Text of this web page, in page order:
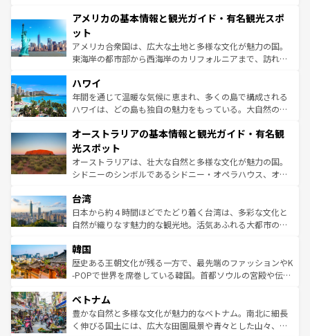
ンツ一覧を参照してほしい。
の建物がそのまま残る町や、スイスならではのユニークな
博物館もあり、アルプス観光だけでなく町歩きも満喫する
ことができる。国民の所得が高いため物価も高いが、旅行
者向けの交通パス提供のサービスもあり、うまく活用すれ
着のスイス情報は
アメリカの基本情報と観光ガイド・有名観光スポ
ット
アメリカ合衆国は、広大な土地と多様な文化が魅力の国。
東海岸の都市部から西海岸のカリフォルニアまで、訪れる
のような巨大都市は、観光、ショッピング、エンターテイ
ンメントが詰まった刺激的なスポットだ。一方、アメリカ
西部には大自然が広がり、グランドキャニオンやイエロー
部のニューオーリンズでは、音楽と美食が融合した独特の
文化が魅力。旅行者はアメリカの各地域で異なる魅力を楽
しみながら、その多様性と豊かな歴史を感じることができ
るだろう。車でのロードトリップや列車の旅も、アメリカ
情報は
ハワイ
年間を通じて温暖な気候に恵まれ、多くの島で構成される
ハワイは、どの島も独自の魅力をもっている。大自然の神
ワイ島は見逃せない。また、定番の観光地といえばオアフ
島だが、静かな自然を求めるならマウイ島やカウアイ島が
おすすめ。エメラルドグリーンに輝く海をはじめ、豊かな
文化や歴史が息づいている。「アロハスピリット」と呼ば
人々、おいしいローカルフードやハワイアンミュージッ
ク、伝統的なフラダンスなど、すべてがハワイの魅力を彩
っている。訪れるたびに新しい発見と感動が待っているハ
はコンテンツ一覧
オーストラリアの基本情報と観光ガイド・有名観
光スポット
オーストラリアは、壮大な自然と多様な文化が魅力の国。
シドニーのシンボルであるシドニー・オペラハウス、オー
リアリーフや大陸中央部にそびえるウルル（エアーズロッ
ク）、タスマニアの美しい原生林やケアンズの熱帯雨林な
ど、見どころがたくさん。また、カフェやワイン、オージ
いる。アクティビティも充実しており、サーフィンやダイ
ビング、ハイキングなど、アウトドア好きにはたまらな
い。オーストラリアの多彩な魅力を存分に味わいつくそ
参照してほしい。
台湾
日本から約４時間ほどでたどり着く台湾は、多彩な文化と
自然が織りなす魅力的な観光地。活気あふれる大都市の台
ン）、静ひつな山岳地帯である台湾東部など、都市の喧騒
と山間の静けさが共存しており、訪れる人に新しい発見と
驚きをもたらしてくれる。また、奥深い台湾の食文化も魅
容にもいいと評判のスイーツなど、バラエティ豊かな料理
が味わえる。 なお、新着の台湾情報は コンテンツ一覧を参
照してほしい。
韓国
歴史ある王朝文化が残る一方で、最先端のファッションやK
-POPで世界を席巻している韓国。首都ソウルの宮殿や伝統
き、地方に足を延ばせば四季折々の自然美を楽しむことが
できる。そして、キムチや焼肉、絶品のストリートフード
まで、さまざまな韓国料理が待っている。夜には、韓国な
ベトナム
豊かな自然と多様な文化が魅力的なベトナム。南北に細長
く伸びる国土には、広大な田園風景や青々とした山々、世